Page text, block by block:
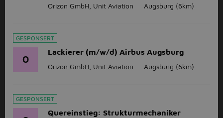
Orizon GmbH, Unit Aviation Augsburg (6km)
GESPONSERT
O
Lackierer (m/w/d) Airbus Augsburg
Orizon GmbH, Unit Aviation Augsburg (6km)
GESPONSERT
Quereinstieg: Strukturmechaniker